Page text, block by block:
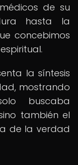
de su
hasta la
concebimos
la síntesis
mostrando
buscaba
también el
de la verdad